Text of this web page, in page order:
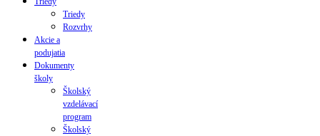
Triedy
Rozvrhy
Akcie a
podujatia
Dokumenty
školy
Školský
vzdelávací
program
Školský